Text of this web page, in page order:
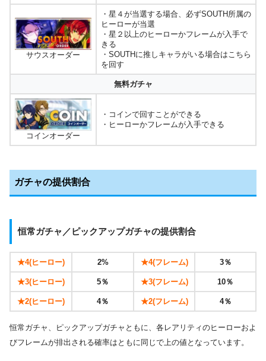
サウスオーダー
・星４が当選する場合、必ずSOUTH所属の
ヒーローが当選
・星２以上のヒーローかフレームが入手で
きる
・SOUTHに推しキャラがいる場合はこちら
を回す
無料ガチャ
コインオーダー
・コインで回すことができる
・ヒーローかフレームが入手できる
ガチャの提供割合
恒常ガチャ／ピックアップガチャの提供割合
★4(ヒーロー) 2% ★4(フレーム) 3％
★3(ヒーロー) 5％ ★3(フレーム) 10％
★2(ヒーロー) 4％ ★2(フレーム) 4％
恒常ガチャ、ピックアップガチャともに、各レアリティのヒーローおよ
びフレームが排出される確率はともに同じで上の値となっています。